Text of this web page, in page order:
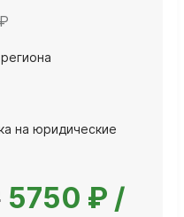
на юридические
5750 ₽ /